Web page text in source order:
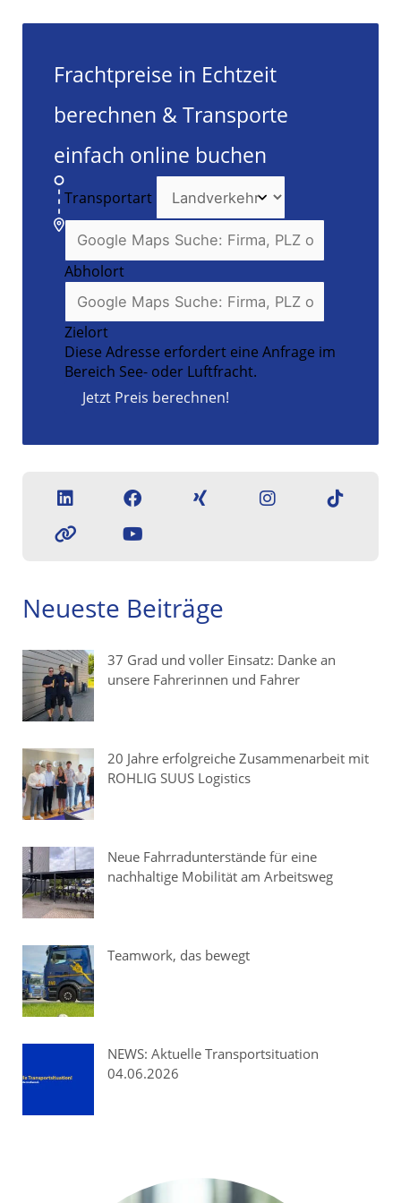
Frachtpreise in Echtzeit
berechnen & Transporte
einfach online buchen
Transportart
Abholort
Zielort
Diese Adresse erfordert eine Anfrage im
Bereich See- oder Luftfracht.
Jetzt Preis berechnen!
Neueste Beiträge
37 Grad und voller Einsatz: Danke an
unsere Fahrerinnen und Fahrer
20 Jahre erfolgreiche Zusammenarbeit mit
ROHLIG SUUS Logistics
Neue Fahrradunterstände für eine
nachhaltige Mobilität am Arbeitsweg
Teamwork, das bewegt
NEWS: Aktuelle Transportsituation
04.06.2026